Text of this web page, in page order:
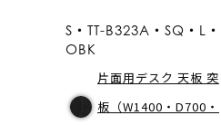
S・TT-B323A・SQ・L・
OBK
片面用デスク 天板 突
板（W1400・D700・